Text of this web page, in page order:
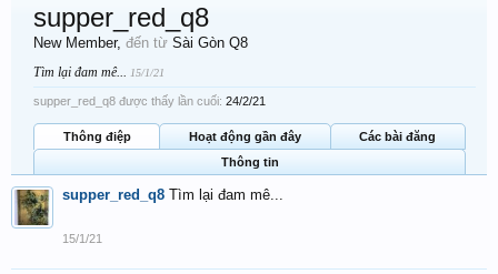
supper_red_q8
New Member, đến từ Sài Gòn Q8
Tìm lại đam mê... 15/1/21
supper_red_q8 được thấy lần cuối: 24/2/21
Thông điệp Hoạt động gần đây
Các bài đăng
Thông tin
supper_red_q8 Tìm lại đam mê...
15/1/21